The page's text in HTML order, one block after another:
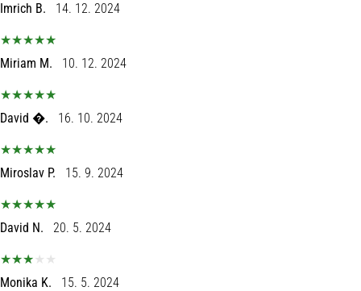
Imrich B. 14. 12. 2024
Miriam M. 10. 12. 2024
David �. 16. 10. 2024
Miroslav P. 15. 9. 2024
David N. 20. 5. 2024
Monika K. 15. 5. 2024